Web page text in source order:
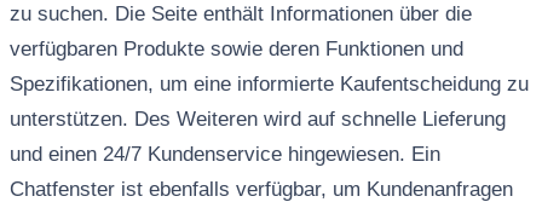
zu suchen. Die Seite enthält Informationen über die
verfügbaren Produkte sowie deren Funktionen und
Spezifikationen, um eine informierte Kaufentscheidung zu
unterstützen. Des Weiteren wird auf schnelle Lieferung
und einen 24/7 Kundenservice hingewiesen. Ein
Chatfenster ist ebenfalls verfügbar, um Kundenanfragen